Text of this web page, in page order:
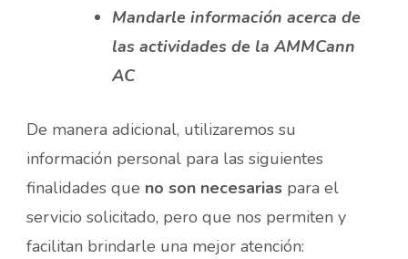
Mandarle información acerca de
las actividades de la AMMCann
AC
De manera adicional, utilizaremos su
información personal para las siguientes
finalidades que no son necesarias para el
servicio solicitado, pero que nos permiten y
facilitan brindarle una mejor atención: